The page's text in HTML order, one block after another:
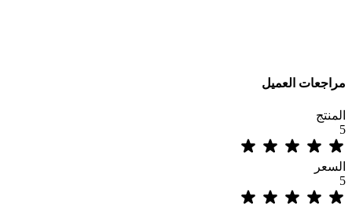
مراجعات العميل
المنتج
5
السعر
5